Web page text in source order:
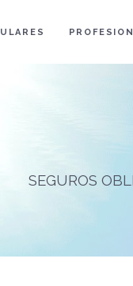
SEGUROS